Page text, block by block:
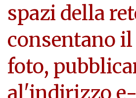
spazi della
consentano
foto,
al'indirizzo